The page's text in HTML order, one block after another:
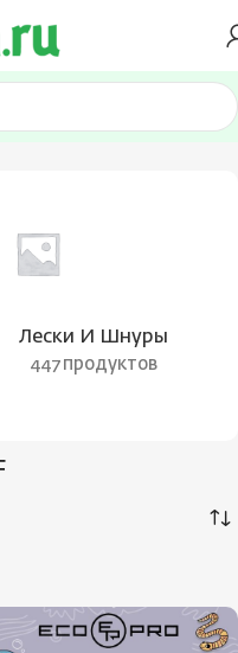
флекс, SB/SRF
Лески И Шнуры
447 продуктов